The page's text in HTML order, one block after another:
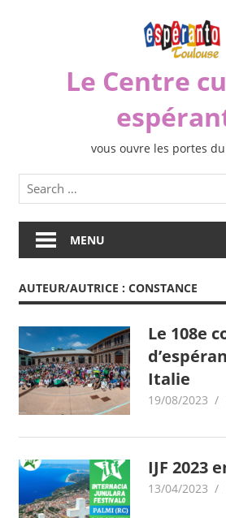
Le Centre
vous ouvre les portes
MENU
AUTEUR/AUTRICE : CONSTANCE
Le 108e
Italie
19/08/2023
IJF 2023
13/04/2023